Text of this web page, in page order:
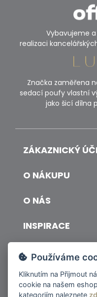
Vybavujeme
realizaci
Značka zaměřena
sedací poufy vlastní
jako šicí dílna
ZÁKAZNICKÝ
O NÁKUPU
O NÁS
INSPIRACE
DOPRAVA A
© 2026 ITALSKY INTERIER
Používáme
Kliknutím na Přijmout
cookie na našem eshopu. Více informací k
kategoriím naleznete